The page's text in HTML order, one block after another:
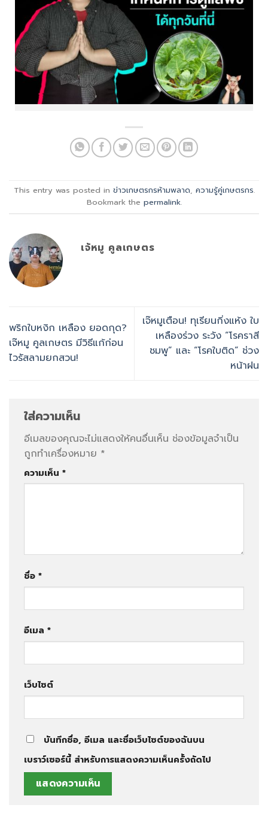
This entry was posted in ข่าวเกษตรกรห้ามพลาด, ความรู้คู่เกษตรกร.
Bookmark the permalink.
เจ้หมู คูลเกษตร
พริกใบหงิก เหลือง ยอดกุด?
เจ๊หมู คูลเกษตร มีวิธีแก้ก่อน
ไวรัสลามยกสวน!
เจ๊หมูเตือน! ทุเรียนกิ่งแห้ง ใบ
เหลืองร่วง ระวัง “โรคราสี
ชมพู” และ “โรคใบติด” ช่วง
หน้าฝน
ใส่ความเห็น
อีเมลของคุณจะไม่แสดงให้คนอื่นเห็น ช่องข้อมูลจำเป็น
ถูกทำเครื่องหมาย *
ความเห็น *
ชื่อ *
อีเมล *
เว็บไซต์
บันทึกชื่อ, อีเมล และชื่อเว็บไซต์ของฉันบน
เบราว์เซอร์นี้ สำหรับการแสดงความเห็นครั้งถัดไป